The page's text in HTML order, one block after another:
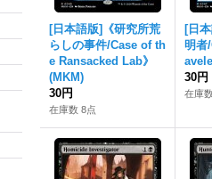
[日本語版]《研究所荒
らしの事件/Case of th
e Ransacked Lab》
(MKM)
30円
在庫数 8点
[日
明者
30円
在庫